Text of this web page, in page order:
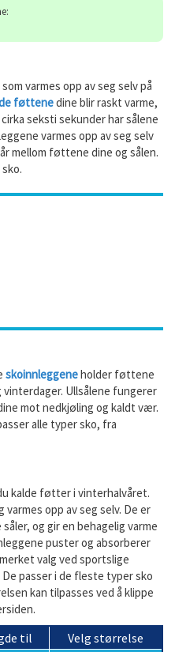
som varmes opp av seg selv på
føttenedine blir raskt varme,
seksti sekunder har sålene
varmes opp av seg selv
mellom føttene dine og sålen.
skoinnleggeneholder føttene
vinterdager. Ullsålene fungerer
mot nedkjøling og kaldt vær.
alle typer sko, fra
kalde føtter i vinterhalvåret.
opp av seg selv. De er
og gir en behagelig varme
puster og absorberer
valg ved sportslige
passer i de fleste typer sko
kan tilpasses ved å klippe
til Velg størrelse